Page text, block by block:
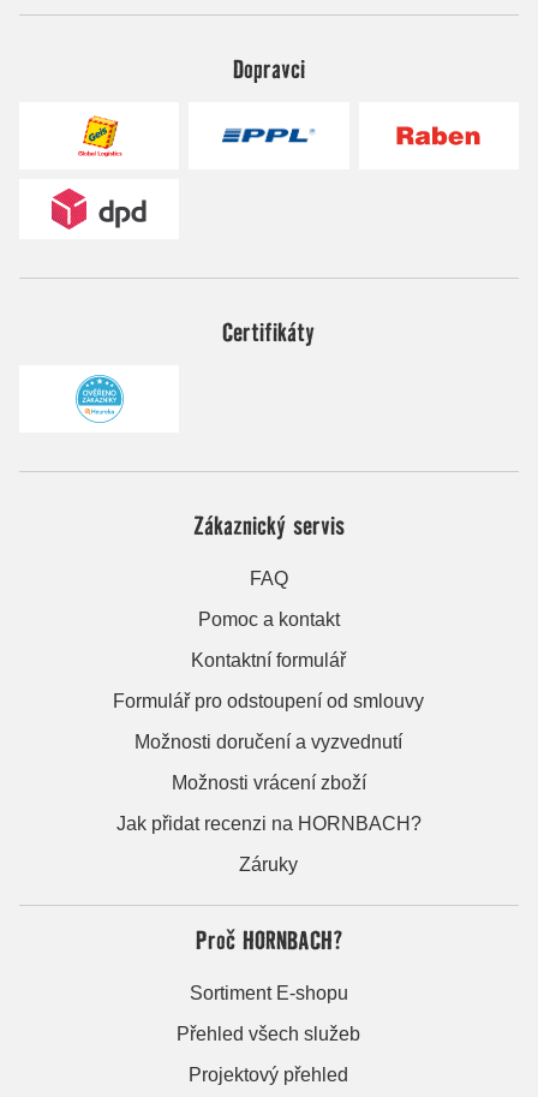
Dopravci
Certifikáty
Zákaznický servis
FAQ
Pomoc a kontakt
Kontaktní formulář
Formulář pro odstoupení od smlouvy
Možnosti doručení a vyzvednutí
Možnosti vrácení zboží
Jak přidat recenzi na HORNBACH?
Záruky
Proč HORNBACH?
Sortiment E-shopu
Přehled všech služeb
Projektový přehled